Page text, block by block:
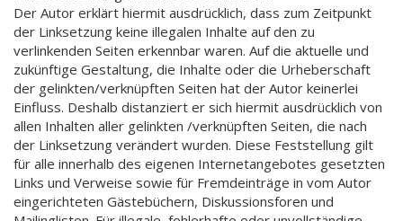
Der Autor erklärt hiermit ausdrücklich, dass zum Zeitpunkt
der Linksetzung keine illegalen Inhalte auf den zu
verlinkenden Seiten erkennbar waren. Auf die aktuelle und
zukünftige Gestaltung, die Inhalte oder die Urheberschaft
der gelinkten/verknüpften Seiten hat der Autor keinerlei
Einfluss. Deshalb distanziert er sich hiermit ausdrücklich von
allen Inhalten aller gelinkten /verknüpften Seiten, die nach
der Linksetzung verändert wurden. Diese Feststellung gilt
für alle innerhalb des eigenen Internetangebotes gesetzten
Links und Verweise sowie für Fremdeinträge in vom Autor
eingerichteten Gästebüchern, Diskussionsforen und